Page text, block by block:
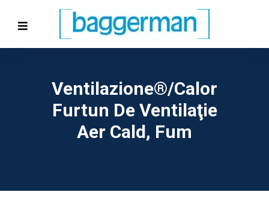
Ventilazione®/Calor
Furtun De Ventilaţie
Aer Cald, Fum